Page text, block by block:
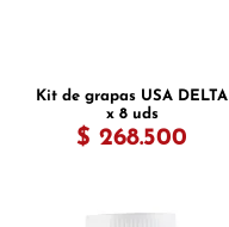
Kit de grapas USA DELTA
x 8 uds
$ 268.500